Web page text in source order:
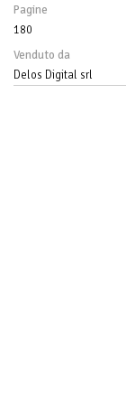
Pagine
180
Venduto da
Delos Digital srl